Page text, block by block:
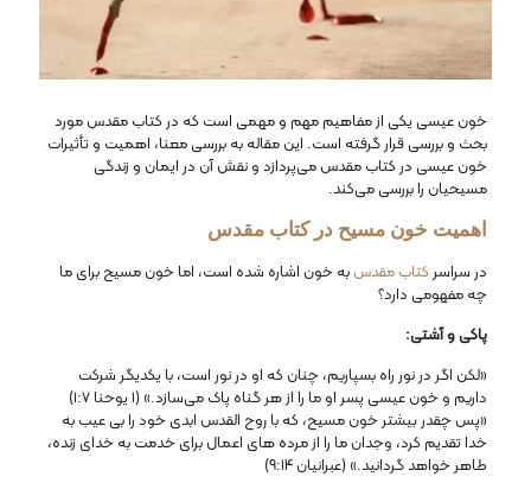
خون عیسی یکی از مفاهیم مهم و مهمی است که در کتاب مقدس مورد
بحث و بررسی قرار گرفته است. این مقاله به بررسی معنا، اهمیت و تأثیرات
خون عیسی در کتاب مقدس می‌پردازد و نقش آن در ایمان و زندگی
مسیحیان را بررسی می‌کند.
اهمیت خون مسیح در کتاب مقدس
در سراسرکتاب مقدسبه خون اشاره‌ شده است، اما خون مسیح برای ما
چه مفهومی دارد؟
پاکی و آشتی:
«لکن اگر در نور راه بسپاریم، چنان که او در نور است، با یکدیگر شرکت
داریم و خون عیسی پسر او ما را از هر گناه پاک می‌سازد.» (١ یوحنا ١:٧)
«پس چقدر بیشتر خون مسیح، که با روح القدس ابدی خود را بی عیب به
خدا تقدیم کرد، وجدان ما را از مرده های اعمال برای خدمت به خدای زنده،
طاهر خواهد گردانید.» (عبرانیان ۹:۱۴)